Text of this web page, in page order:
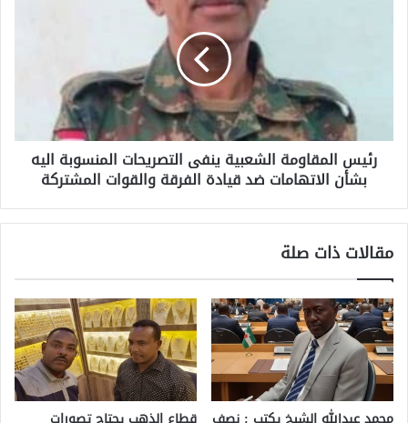
رئيس المقاومة الشعبية ينفى التصريحات المنسوبة اليه
بشأن الاتهامات ضد قيادة الفرقة والقوات المشتركة
مقالات ذات صلة